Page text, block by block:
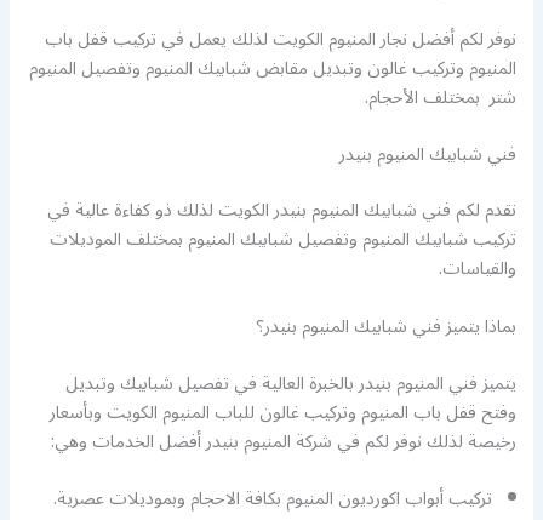
نوفر لكم أفضل نجار المنيوم الكويت لذلك يعمل في تركيب قفل باب
المنيوم وتركيب غالون وتبديل مقابض شبابيك المنيوم وتفصيل المنيوم
شتر بمختلف الأحجام.
فني شبابيك المنيوم بنيدر
نقدم لكم فني شبابيك المنيوم بنيدر الكويت لذلك ذو كفاءة عالية في
تركيب شبابيك المنيوم وتفصيل شبابيك المنيوم بمختلف الموديلات
والقياسات.
بماذا يتميز فني شبابيك المنيوم بنيدر؟
يتميز فني المنيوم بنيدر بالخبرة العالية في تفصيل شبابيك وتبديل
وفتح قفل باب المنيوم وتركيب غالون للباب المنيوم الكويت وبأسعار
رخيصة لذلك نوفر لكم في شركة المنيوم بنيدر أفضل الخدمات وهي:
تركيب أبواب اكورديون المنيوم بكافة الاحجام وبموديلات عصرية.